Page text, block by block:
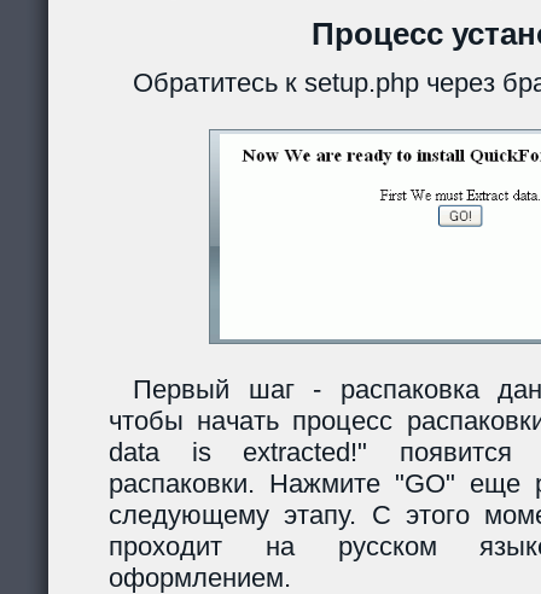
Процесс
Обратитесь к setup.php через
Первый шаг - распаковка
чтобы начать процесс
data is extracted!" появится
распаковки. Нажмите "GO" еще
следующему этапу. С этого
проходит на русском
оформлением.